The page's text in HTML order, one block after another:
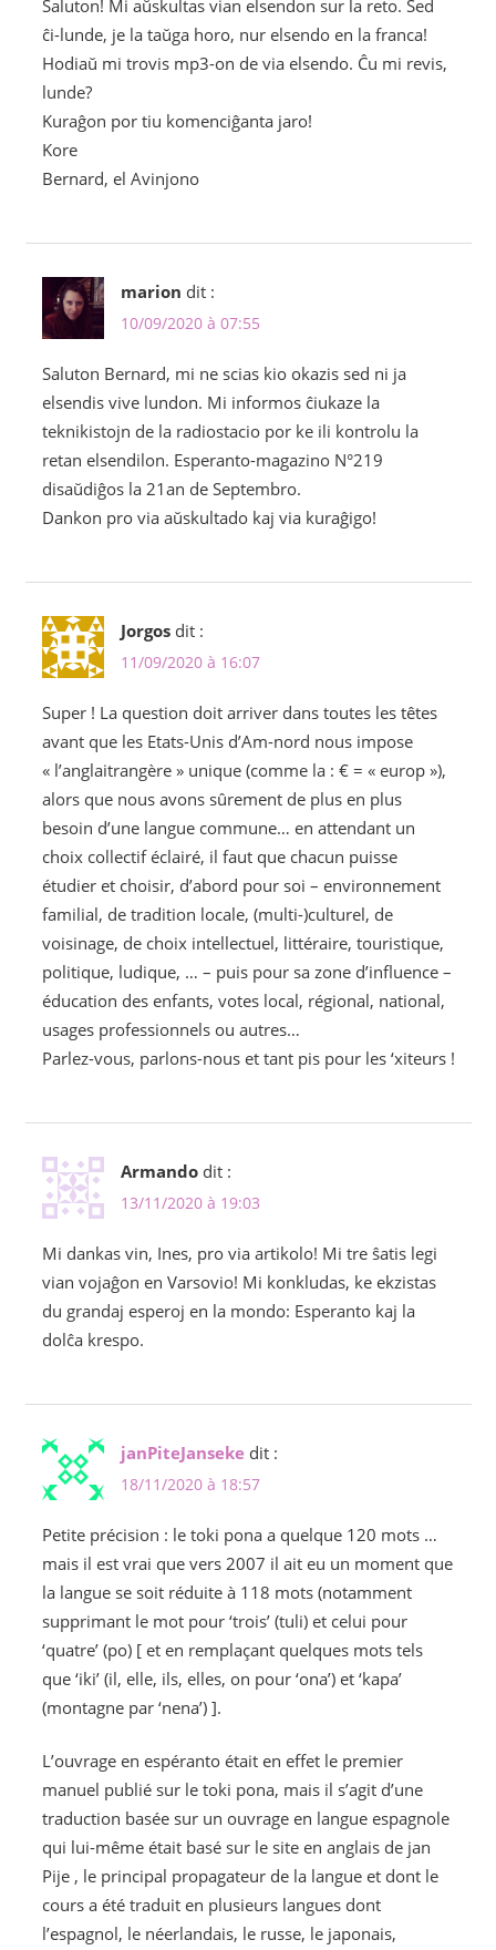
Saluton! Mi aŭskultas vian elsendon sur la reto. Sed
ĉi-lunde, je la taŭga horo, nur elsendo en la franca!
Hodiaŭ mi trovis mp3-on de via elsendo. Ĉu mi revis,
lunde?
Kuraĝon por tiu komenciĝanta jaro!
Kore
Bernard, el Avinjono
marion dit :
10/09/2020 à 07:55
Saluton Bernard, mi ne scias kio okazis sed ni ja
elsendis vive lundon. Mi informos ĉiukaze la
teknikistojn de la radiostacio por ke ili kontrolu la
retan elsendilon. Esperanto-magazino N°219
disaŭdiĝos la 21an de Septembro.
Dankon pro via aŭskultado kaj via kuraĝigo!
Jorgos dit :
11/09/2020 à 16:07
Super ! La question doit arriver dans toutes les têtes
avant que les Etats-Unis d’Am-nord nous impose
« l’anglaitrangère » unique (comme la : € = « europ »),
alors que nous avons sûrement de plus en plus
besoin d’une langue commune… en attendant un
choix collectif éclairé, il faut que chacun puisse
étudier et choisir, d’abord pour soi – environnement
familial, de tradition locale, (multi-)culturel, de
voisinage, de choix intellectuel, littéraire, touristique,
politique, ludique, … – puis pour sa zone d’influence –
éducation des enfants, votes local, régional, national,
usages professionnels ou autres…
Parlez-vous, parlons-nous et tant pis pour les ‘xiteurs !
Armando dit :
13/11/2020 à 19:03
Mi dankas vin, Ines, pro via artikolo! Mi tre ŝatis legi
vian vojaĝon en Varsovio! Mi konkludas, ke ekzistas
du grandaj esperoj en la mondo: Esperanto kaj la
dolĉa krespo.
janPiteJanseke dit :
18/11/2020 à 18:57
Petite précision : le toki pona a quelque 120 mots …
mais il est vrai que vers 2007 il ait eu un moment que
la langue se soit réduite à 118 mots (notamment
supprimant le mot pour ‘trois’ (tuli) et celui pour
‘quatre’ (po) [ et en remplaçant quelques mots tels
que ‘iki’ (il, elle, ils, elles, on pour ‘ona’) et ‘kapa’
(montagne par ‘nena’) ].
L’ouvrage en espéranto était en effet le premier
manuel publié sur le toki pona, mais il s’agit d’une
traduction basée sur un ouvrage en langue espagnole
qui lui-même était basé sur le site en anglais de jan
Pije , le principal propagateur de la langue et dont le
cours a été traduit en plusieurs langues dont
l’espagnol, le néerlandais, le russe, le japonais,